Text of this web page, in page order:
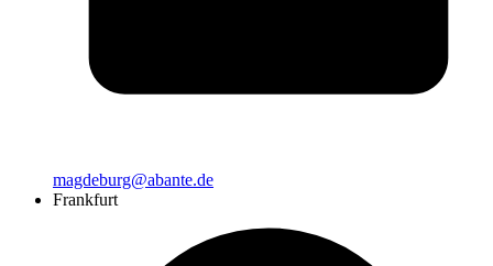
magdeburg@abante.de
Frankfurt